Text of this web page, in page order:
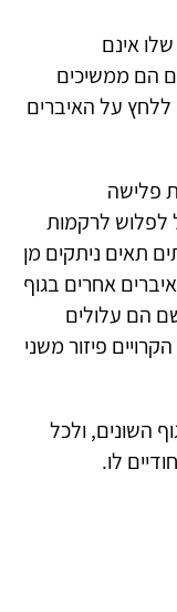
אינם
הם ממשיכים
על האיברים
פלישה
לפלוש לרקמות
תאים ניתקים מן
אחרים בגוף
הם עלולים
פיזור משני
הגוף השונים, ולכל
לו.